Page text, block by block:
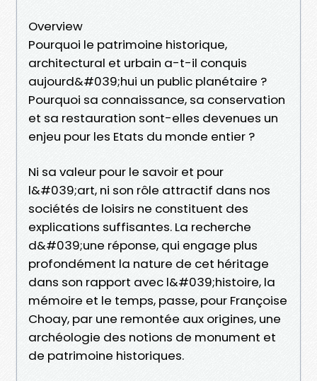
Overview
Pourquoi le patrimoine historique,
architectural et urbain a-t-il conquis
aujourd&#039;hui un public planétaire ?
Pourquoi sa connaissance, sa conservation
et sa restauration sont-elles devenues un
enjeu pour les Etats du monde entier ?
Ni sa valeur pour le savoir et pour
l&#039;art, ni son rôle attractif dans nos
sociétés de loisirs ne constituent des
explications suffisantes. La recherche
d&#039;une réponse, qui engage plus
profondément la nature de cet héritage
dans son rapport avec l&#039;histoire, la
mémoire et le temps, passe, pour Françoise
Choay, par une remontée aux origines, une
archéologie des notions de monument et
de patrimoine historiques.